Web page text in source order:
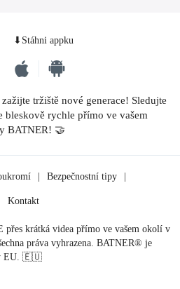
⬇Stáhni appku
tržiště nové generace! Sledujte
bleskově rychle přímo ve vašem
BATNER! 🤝
Bezpečnostní tipy
Kontakt
krátká videa přímo ve vašem okolí v
práva vyhrazena. BATNER® je
v EU. 🇪🇺